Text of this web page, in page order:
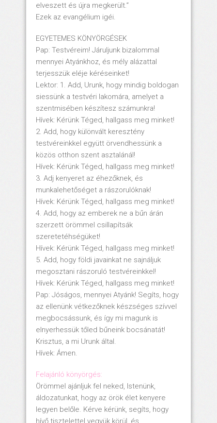
elveszett és újra megkerült.”
Ezek az evangélium igéi.
EGYETEMES KÖNYÖRGÉSEK
Pap: Testvéreim! Járuljunk bizalommal
mennyei Atyánkhoz, és mély alázattal
terjesszük eléje kéréseinket!
Lektor: 1. Add, Urunk, hogy mindig boldogan
siessünk a testvéri lakomára, amelyet a
szentmisében készítesz számunkra!
Hívek: Kérünk Téged, hallgass meg minket!
2. Add, hogy különvált keresztény
testvéreinkkel együtt örvendhessünk a
közös otthon szent asztalánál!
Hívek: Kérünk Téged, hallgass meg minket!
3. Adj kenyeret az éhezőknek, és
munkalehetőséget a rászorulóknak!
Hívek: Kérünk Téged, hallgass meg minket!
4. Add, hogy az emberek ne a bűn árán
szerzett örömmel csillapítsák
szeretetéhségüket!
Hívek: Kérünk Téged, hallgass meg minket!
5. Add, hogy földi javainkat ne sajnáljuk
megosztani rászoruló testvéreinkkel!
Hívek: Kérünk Téged, hallgass meg minket!
Pap: Jóságos, mennyei Atyánk! Segíts, hogy
az ellenünk vétkezőknek készséges szívvel
megbocsássunk, és így mi magunk is
elnyerhessük tőled bűneink bocsánatát!
Krisztus, a mi Urunk által.
Hívek: Ámen.
Felajánló könyörgés:
Örömmel ajánljuk fel neked, Istenünk,
áldozatunkat, hogy az örök élet kenyere
legyen belőle. Kérve kérünk, segíts, hogy
hívő tisztelettel vegyük körül, és